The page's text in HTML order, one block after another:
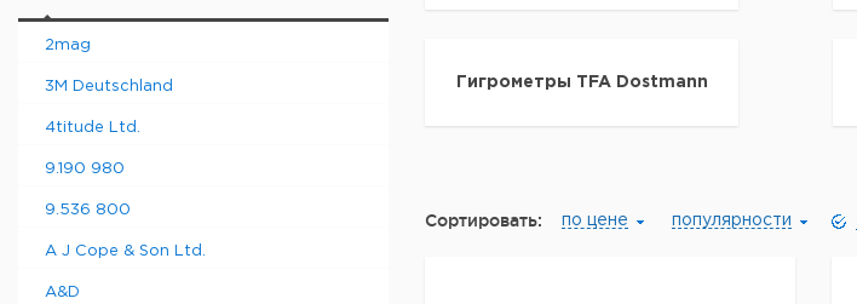
2mag
3M Deutschland
4titude Ltd.
9.190 980
9.536 800
A J Cope & Son Ltd.
A&D
Гигрометры TFA Dostmann
Сортировать: по цене популярности